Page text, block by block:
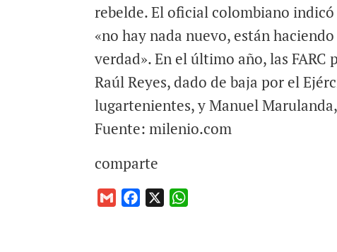
rebelde. El oficial colombiano indicó
«no hay nada nuevo, están
verdad». En el último año, las
Raúl Reyes, dado de baja por el
lugartenientes, y Manuel
Fuente: milenio.com
comparte
G